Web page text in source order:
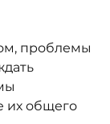
проблемы
их общего